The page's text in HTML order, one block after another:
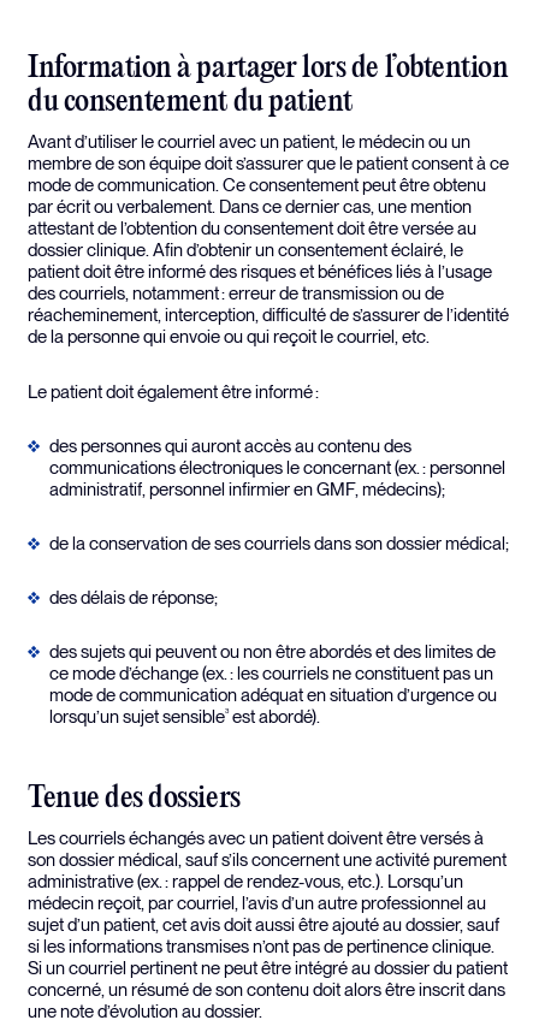
Information à partager lors de l’obtention
du consentement du patient
Avant d’utiliser le courriel avec un patient, le médecin ou un
membre de son équipe doit s’assurer que le patient consent à ce
mode de communication. Ce consentement peut être obtenu
par écrit ou verbalement. Dans ce dernier cas, une mention
attestant de l’obtention du consentement doit être versée au
dossier clinique. Afin d’obtenir un consentement éclairé, le
patient doit être informé des risques et bénéfices liés à l’usage
des courriels, notamment : erreur de transmission ou de
réacheminement, interception, difficulté de s’assurer de l’identité
de la personne qui envoie ou qui reçoit le courriel, etc.
Le patient doit également être informé :
des personnes qui auront accès au contenu des
communications électroniques le concernant (ex. : personnel
administratif, personnel infirmier en GMF, médecins);
de la conservation de ses courriels dans son dossier médical;
des délais de réponse;
des sujets qui peuvent ou non être abordés et des limites de
ce mode d’échange (ex. : les courriels ne constituent pas un
mode de communication adéquat en situation d’urgence ou
lorsqu’un sujet sensible3est abordé).
Tenue des dossiers
Les courriels échangés avec un patient doivent être versés à
son dossier médical, sauf s’ils concernent une activité purement
administrative (ex. : rappel de rendez-vous, etc.). Lorsqu’un
médecin reçoit, par courriel, l’avis d’un autre professionnel au
sujet d’un patient, cet avis doit aussi être ajouté au dossier, sauf
si les informations transmises n’ont pas de pertinence clinique.
Si un courriel pertinent ne peut être intégré au dossier du patient
concerné, un résumé de son contenu doit alors être inscrit dans
une note d’évolution au dossier.